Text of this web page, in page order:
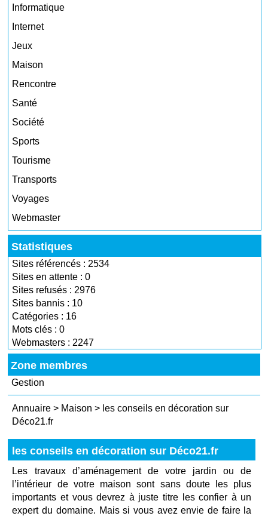
Informatique
Internet
Jeux
Maison
Rencontre
Santé
Société
Sports
Tourisme
Transports
Voyages
Webmaster
Statistiques
Sites référencés : 2534
Sites en attente : 0
Sites refusés : 2976
Sites bannis : 10
Catégories : 16
Mots clés : 0
Webmasters : 2247
Zone membres
Gestion
Annuaire > Maison > les conseils en décoration sur
Déco21.fr
les conseils en décoration sur Déco21.fr
Les travaux d’aménagement de votre jardin ou de
l’intérieur de votre maison sont sans doute les plus
importants et vous devrez à juste titre les confier à un
expert du domaine. Mais si vous avez envie de faire la